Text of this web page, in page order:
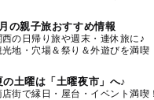
の親子旅おすすめ情報
西の日帰り旅や週末・連休旅に♪
光地・穴場＆祭り＆外遊びを満喫
の土曜は「土曜夜市」へ♪
店街で縁日・屋台・イベント満喫！